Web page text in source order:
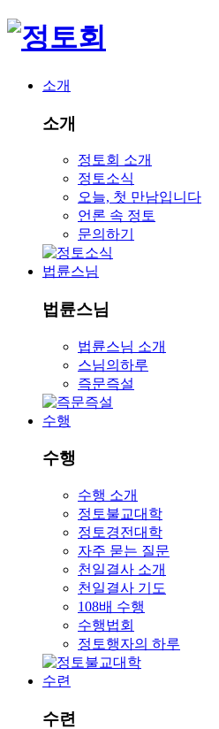
소개
소개
정토회 소개
정토소식
오늘, 첫 만남입니다
언론 속 정토
문의하기
법륜스님
법륜스님
법륜스님 소개
스님의하루
즉문즉설
수행
수행
수행 소개
정토불교대학
정토경전대학
자주 묻는 질문
천일결사 소개
천일결사 기도
108배 수행
수행법회
정토행자의 하루
수련
수련